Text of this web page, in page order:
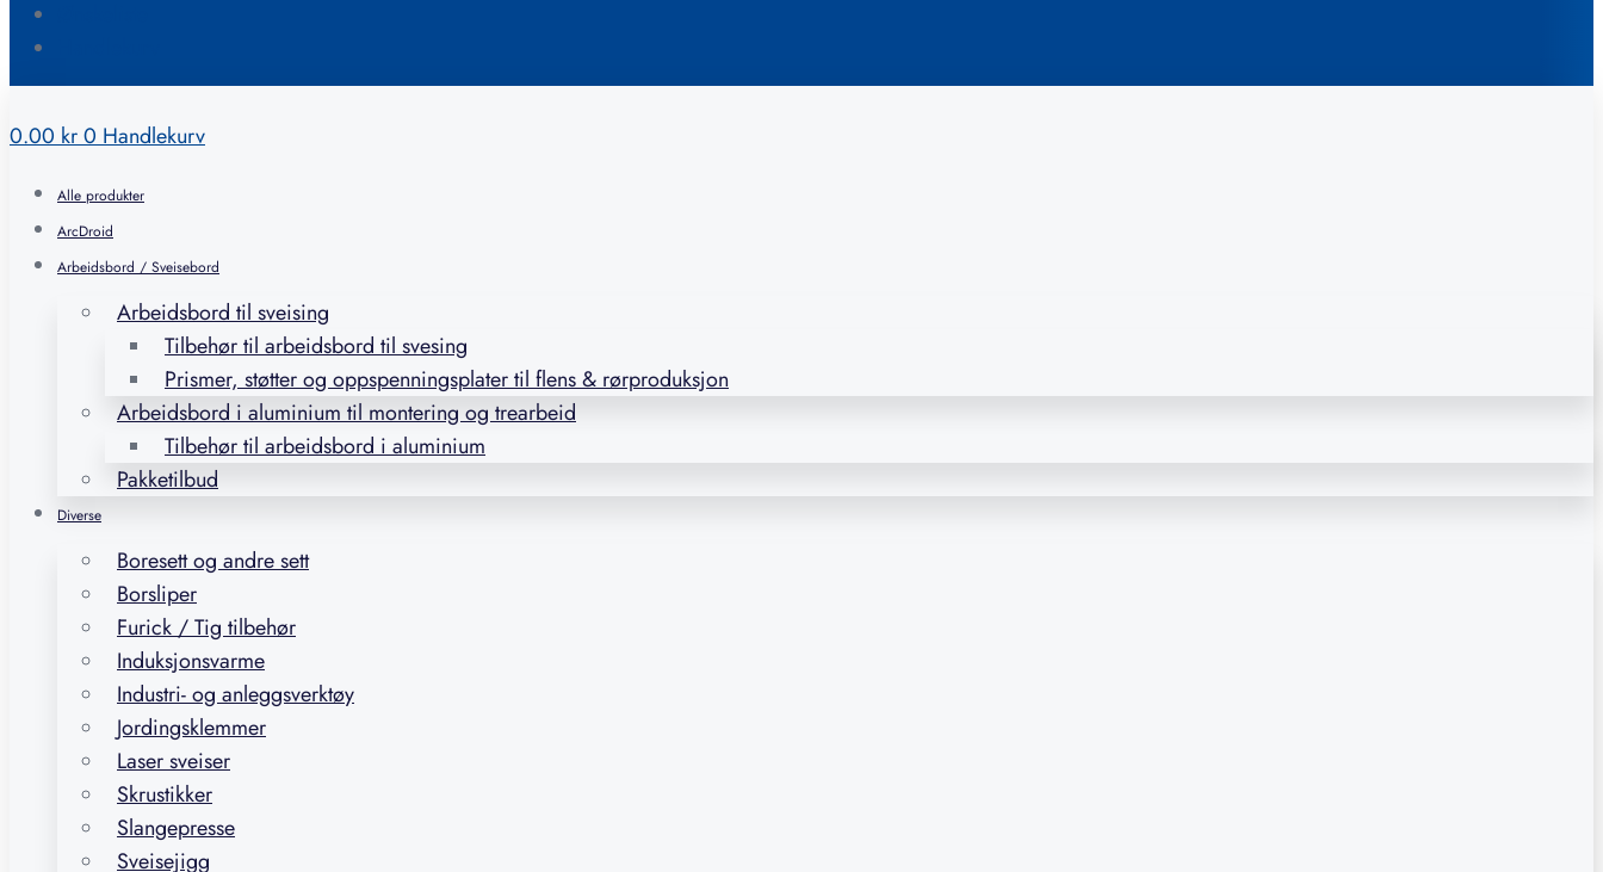
0.00 kr0 Handlekurv
Alle produkter
ArcDroid
Arbeidsbord / Sveisebord
Arbeidsbord til sveising
Tilbehør til arbeidsbord til svesing
Prismer, støtter og oppspenningsplater til flens & rørproduksjon
Arbeidsbord i aluminium til montering og trearbeid
Tilbehør til arbeidsbord i aluminium
Pakketilbud
Diverse
Boresett og andre sett
Borsliper
Furick / Tig tilbehør
Induksjonsvarme
Industri- og anleggsverktøy
Jordingsklemmer
Laser sveiser
Skrustikker
Slangepresse
Sveisejigg